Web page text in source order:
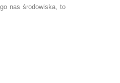
nas środowiska, to